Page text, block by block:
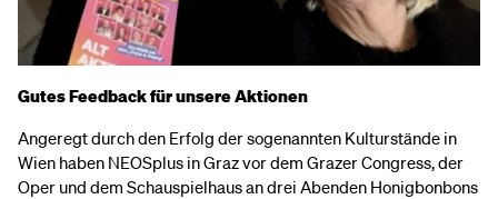
Gutes Feedback für unsere Aktionen
Angeregt durch den Erfolg der sogenannten Kulturstände in
Wien haben NEOSplus in Graz vor dem Grazer Congress, der
Oper und dem Schauspielhaus an drei Abenden Honigbonbons